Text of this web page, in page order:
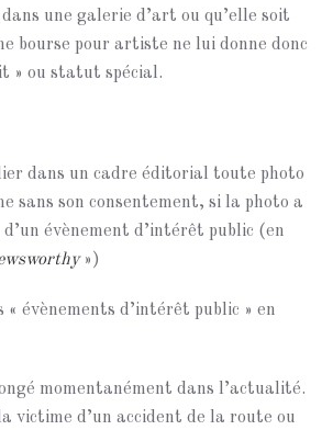
une galerie d’art ou qu’elle soit
bourse pour artiste ne lui donne donc
» ou statut spécial.
dans un cadre éditorial toute photo
sans son consentement, si la photo a
évènement d’intérêt public (en
»)
« évènements d’intérêt public » en
momentanément dans l’actualité.
victime d’un accident de la route ou